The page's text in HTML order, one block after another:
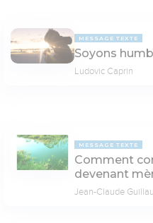
MESSAGE TEXTE
Soyons
Ludovic Caprin
MESSAGE TEXTE
Comment
devenant
Jean-Claude